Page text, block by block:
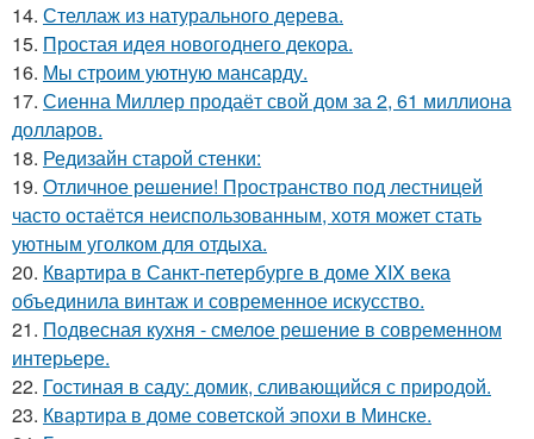
14. Стеллаж из натурального дерева.
15. Простая идея новогоднего декора.
16. Мы строим уютную мансарду.
17. Сиенна Миллер продаёт свой дом за 2, 61 миллиона
долларов.
18. Редизайн старой стенки:
19. Отличное решение! Пространство под лестницей
часто остаётся неиспользованным, хотя может стать
уютным уголком для отдыха.
20. Квартира в Санкт-петербурге в доме XIX века
объединила винтаж и современное искусство.
21. Подвесная кухня - смелое решение в современном
интерьере.
22. Гостиная в саду: домик, сливающийся с природой.
23. Квартира в доме советской эпохи в Минске.